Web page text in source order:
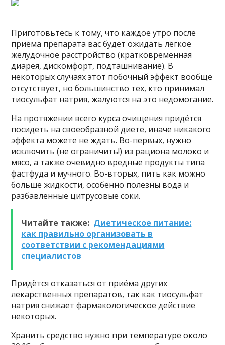
Приготовьтесь к тому, что каждое утро после
приёма препарата вас будет ожидать лёгкое
желудочное расстройство (кратковременная
диарея, дискомфорт, подташнивание). В
некоторых случаях этот побочный эффект вообще
отсутствует, но большинство тех, кто принимал
тиосульфат натрия, жалуются на это недомогание.
На протяжении всего курса очищения придётся
посидеть на своеобразной диете, иначе никакого
эффекта можете не ждать. Во-первых, нужно
исключить (не ограничить!) из рациона молоко и
мясо, а также очевидно вредные продукты типа
фастфуда и мучного. Во-вторых, пить как можно
больше жидкости, особенно полезны вода и
разбавленные цитрусовые соки.
Читайте также: Диетическое питание:
как правильно организовать в
соответствии с рекомендациями
специалистов
Придётся отказаться от приёма других
лекарственных препаратов, так как тиосульфат
натрия снижает фармакологическое действие
некоторых.
Хранить средство нужно при температуре около